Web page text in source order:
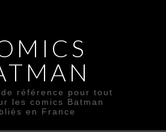
référence pour tout
les comics Batman
en France